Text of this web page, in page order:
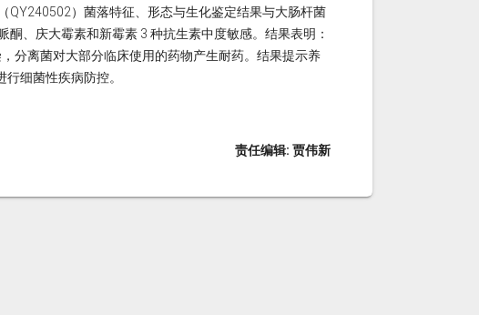
QY240502）菌落特征、形态与生化鉴定结果与大肠杆菌
、庆大霉素和新霉素 3 种抗生素中度敏感。结果表明：
分离菌对大部分临床使用的药物产生耐药。结果提示养
细菌性疾病防控。
责任编辑: 贾伟新